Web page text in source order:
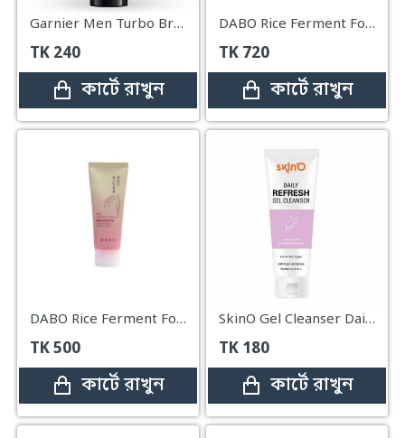
Garnier Men Turbo Bright 2in1 Face Wash – 50g
TK 240
কার্টে রাখুন
DABO Rice Ferment Foam Cleanser Whitening & Shining – 180ml
TK 720
কার্টে রাখুন
DABO Rice Ferment Foam Cleanser Whitening & Shining – 100ml
TK500
কার্টে রাখুন
SkinO Gel Cleanser Daily Refresh For All Skin Types – 100ml
TK 180
কার্টে রাখুন